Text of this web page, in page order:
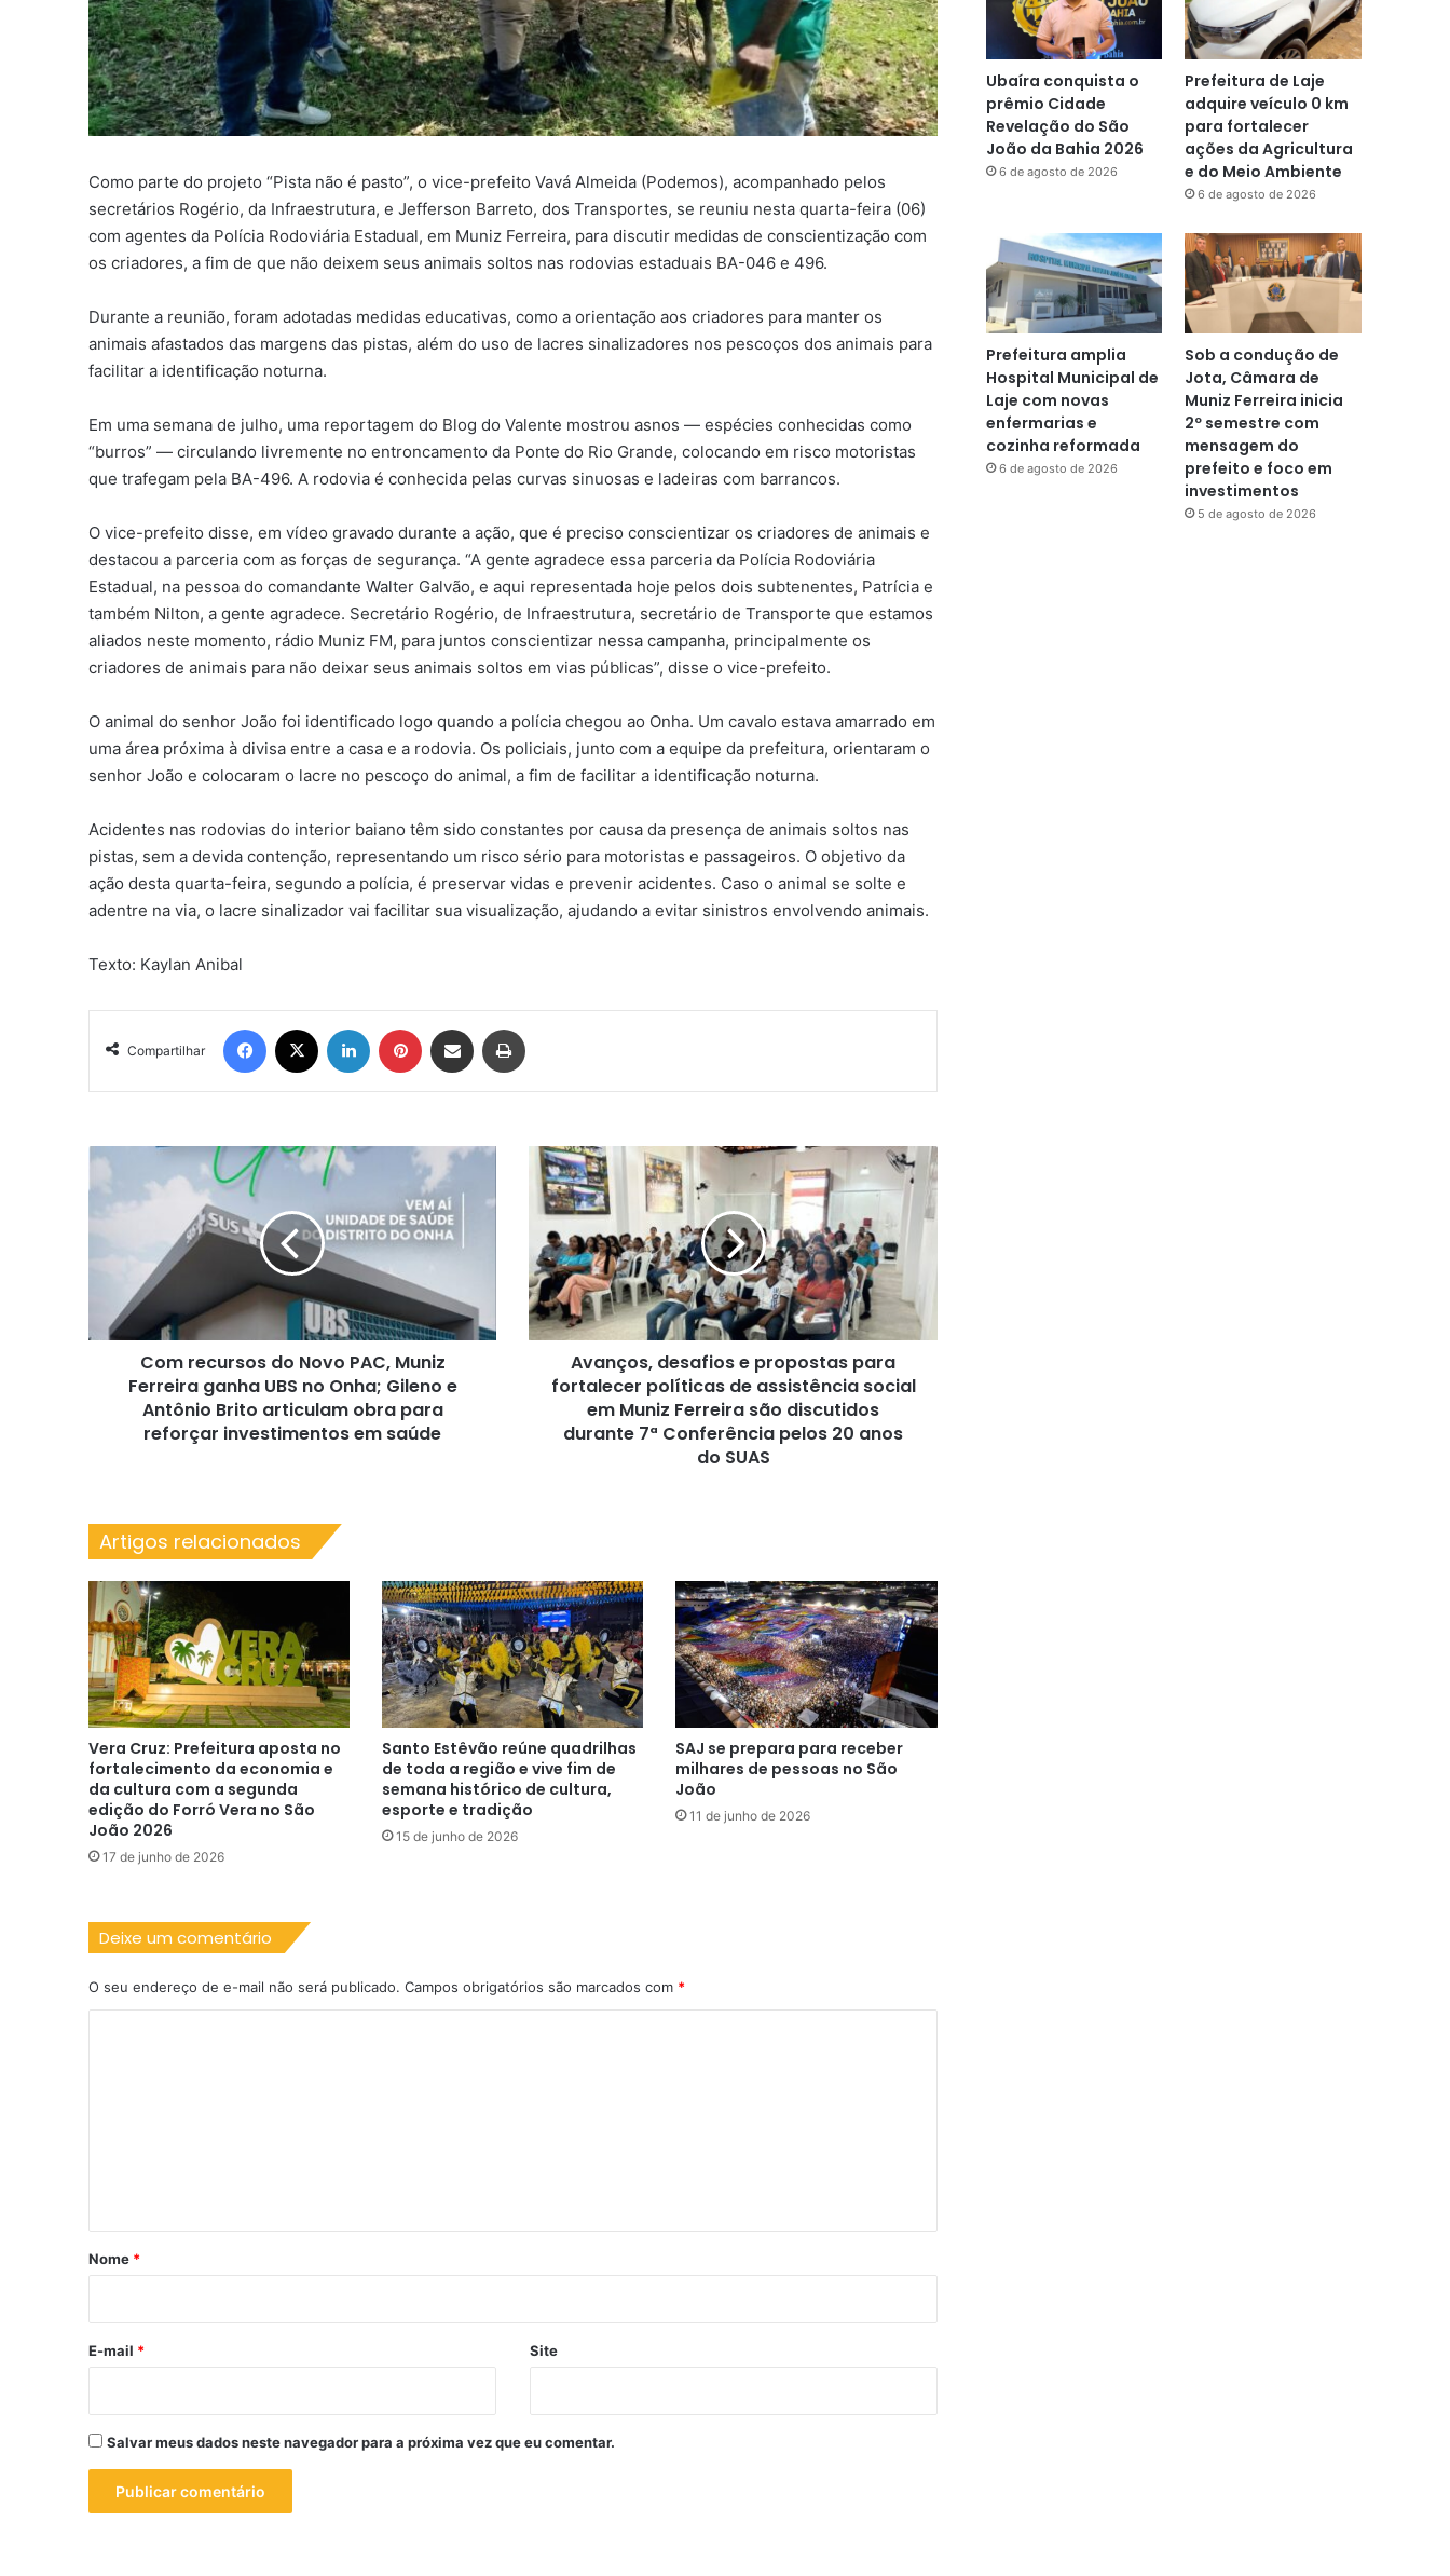
Como parte do projeto “Pista não é pasto”, o vice-prefeito Vavá Almeida (Podemos), acompanhado pelos
secretários Rogério, da Infraestrutura, e Jefferson Barreto, dos Transportes, se reuniu nesta quarta-feira (06)
com agentes da Polícia Rodoviária Estadual, em Muniz Ferreira, para discutir medidas de conscientização com
os criadores, a fim de que não deixem seus animais soltos nas rodovias estaduais BA-046 e 496.
Durante a reunião, foram adotadas medidas educativas, como a orientação aos criadores para manter os
animais afastados das margens das pistas, além do uso de lacres sinalizadores nos pescoços dos animais para
facilitar a identificação noturna.
Em uma semana de julho, uma reportagem do Blog do Valente mostrou asnos — espécies conhecidas como
“burros” — circulando livremente no entroncamento da Ponte do Rio Grande, colocando em risco motoristas
que trafegam pela BA-496. A rodovia é conhecida pelas curvas sinuosas e ladeiras com barrancos.
O vice-prefeito disse, em vídeo gravado durante a ação, que é preciso conscientizar os criadores de animais e
destacou a parceria com as forças de segurança. “A gente agradece essa parceria da Polícia Rodoviária
Estadual, na pessoa do comandante Walter Galvão, e aqui representada hoje pelos dois subtenentes, Patrícia e
também Nilton, a gente agradece. Secretário Rogério, de Infraestrutura, secretário de Transporte que estamos
aliados neste momento, rádio Muniz FM, para juntos conscientizar nessa campanha, principalmente os
criadores de animais para não deixar seus animais soltos em vias públicas”, disse o vice-prefeito.
O animal do senhor João foi identificado logo quando a polícia chegou ao Onha. Um cavalo estava amarrado em
uma área próxima à divisa entre a casa e a rodovia. Os policiais, junto com a equipe da prefeitura, orientaram o
senhor João e colocaram o lacre no pescoço do animal, a fim de facilitar a identificação noturna.
Acidentes nas rodovias do interior baiano têm sido constantes por causa da presença de animais soltos nas
pistas, sem a devida contenção, representando um risco sério para motoristas e passageiros. O objetivo da
ação desta quarta-feira, segundo a polícia, é preservar vidas e prevenir acidentes. Caso o animal se solte e
adentre na via, o lacre sinalizador vai facilitar sua visualização, ajudando a evitar sinistros envolvendo animais.
Texto: Kaylan Anibal
Compartilhar
Facebook Linkedin Pinterest Compartilhar via e-mail
Com
Ferreira
ganha
UBS
para
reforçar
investimentos
em
saúde
Com recursos do Novo PAC, Muniz
Ferreira ganha UBS no Onha; Gileno e
Antônio Brito articulam obra para
reforçar investimentos em saúde
Avanços,
desafios
propostas
para
fortalecer
políticas
de
assistência
Ferreira
20
anos
do
SUAS
Avanços, desafios e propostas para
fortalecer políticas de assistência social
em Muniz Ferreira são discutidos
durante 7ª Conferência pelos 20 anos
do SUAS
Artigos relacionados
Vera Cruz: Prefeitura aposta no
fortalecimento da economia e
da cultura com a segunda
edição do Forró Vera no São
João 2026
17 de junho de 2026
Santo Estêvão reúne quadrilhas
de toda a região e vive fim de
semana histórico de cultura,
esporte e tradição
15 de junho de 2026
SAJ se prepara para receber
milhares de pessoas no São
João
11 de junho de 2026
Deixe um comentário
O seu endereço de e-mail não será publicado. Campos obrigatórios são marcados com *
r
*
Nome *
E-mail * Site
Salvar meus dados neste navegador para a próxima vez que eu comentar.
Ubaíra conquista o
prêmio Cidade
Revelação do São
João da Bahia 2026
6 de agosto de 2026
Prefeitura de Laje
adquire veículo 0 km
para fortalecer
ações da Agricultura
e do Meio Ambiente
6 de agosto de 2026
Prefeitura amplia
Hospital Municipal de
Laje com novas
enfermarias e
cozinha reformada
6 de agosto de 2026
Sob a condução de
Jota, Câmara de
Muniz Ferreira inicia
2º semestre com
mensagem do
prefeito e foco em
investimentos
5 de agosto de 2026